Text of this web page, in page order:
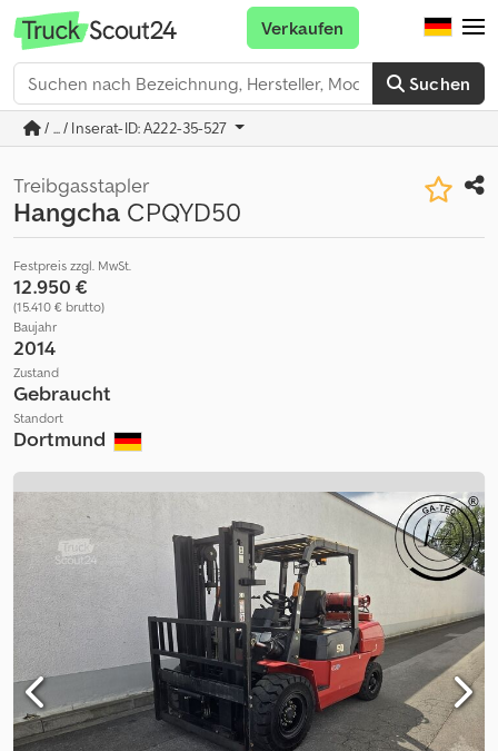
Suchen
Verkaufen
/ ... / Inserat-ID: A222-35-527
Treibgasstapler
Hangcha CPQYD50
Festpreis zzgl. MwSt.
12.950 €
(15.410 € brutto)
Baujahr
2014
Zustand
Gebraucht
Standort
Dortmund